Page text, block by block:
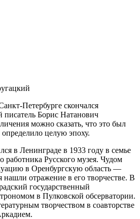
Петербурге скончался
писатель Борис Натанович
можно сказать, что это был
определило целую эпоху.
в Ленинграде в 1933 году в семье
работника Русского музея. Чудом
в Оренбургскую область —
нашли отражение в его творчестве. В
государственный
в Пулковской обсерватории.
творчеством в соавторстве